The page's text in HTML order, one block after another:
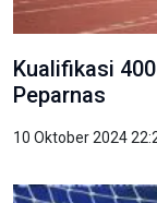
Kualifikasi
Peparnas
10 Oktober 2024